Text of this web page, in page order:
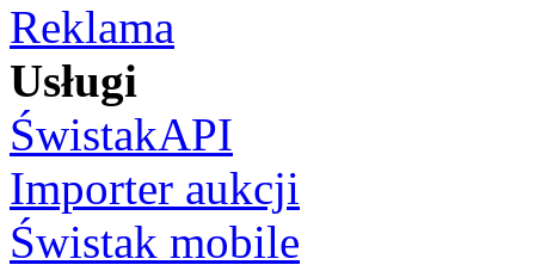
Reklama
Usługi
ŚwistakAPI
Importer aukcji
Świstak mobile